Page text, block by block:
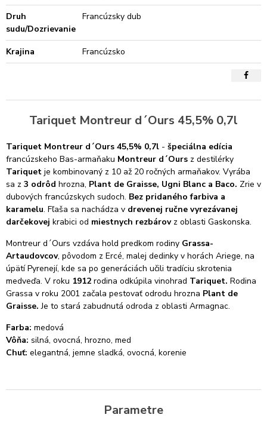
Druh
sudu/Dozrievanie
Francúzsky dub
Krajina Francúzsko
Tariquet Montreur d´Ours 45,5% 0,7l
Tariquet Montreur d´Ours 45,5% 0,7l - špeciálna edícia
francúzskeho Bas-armaňaku Montreur d´Ours z destilérky
Tariquet je kombinovaný z 10 až 20 ročných armaňakov. Vyrába
sa z 3 odrôd hrozna, Plant de Graisse, Ugni Blanc a Baco. Zrie v
dubových francúzskych sudoch. Bez pridaného farbiva a
karamelu. Fľaša sa nachádza v drevenej ručne vyrezávanej
darčekovej krabici od miestnych rezbárovz oblasti Gaskonska.
Montreur d´Ours vzdáva hold predkom rodiny Grassa-
Artaudovcov, pôvodom z Ercé, malej dedinky v horách Ariege, na
úpätí Pyrenejí, kde sa po generáciách učili tradíciu skrotenia
medveďa. V roku 1912 rodina odkúpila vinohrad Tariquet. Rodina
Grassa v roku 2001 začala pestovať odrodu hrozna Plant de
Graisse. Je to stará zabudnutá odroda z oblasti Armagnac.
Farba: medová
Vôňa: silná, ovocná, hrozno, med
Chuť: elegantná, jemne sladká, ovocná, korenie
Parametre